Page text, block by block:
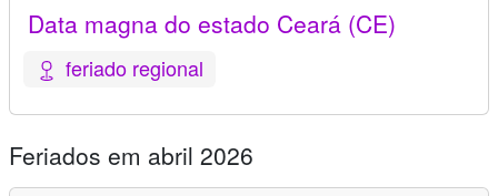
Data magna do estado Ceará (CE)
feriado regional
Feriados em abril 2026